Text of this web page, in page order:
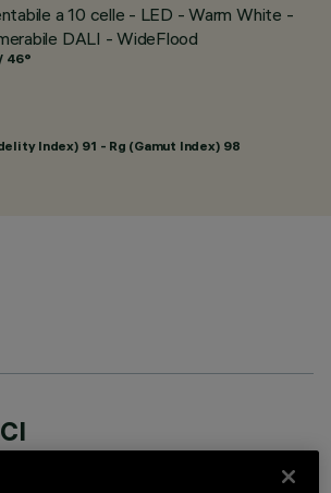
a 10 celle - LED - Warm White -
DALI - WideFlood
46°
Index) 91 - Rg (Gamut Index) 98